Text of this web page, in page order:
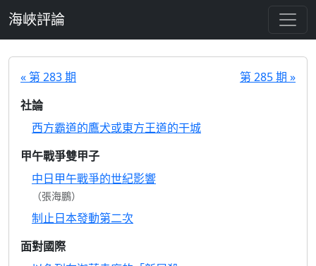
海峽評論
« 第 283 期
第 285 期 »
社論
西方霸道的鷹犬或東方王道的干城
甲午戰爭雙甲子
中日甲午戰爭的世紀影響
（張海鵬）
制止日本發動第二次
面對國際